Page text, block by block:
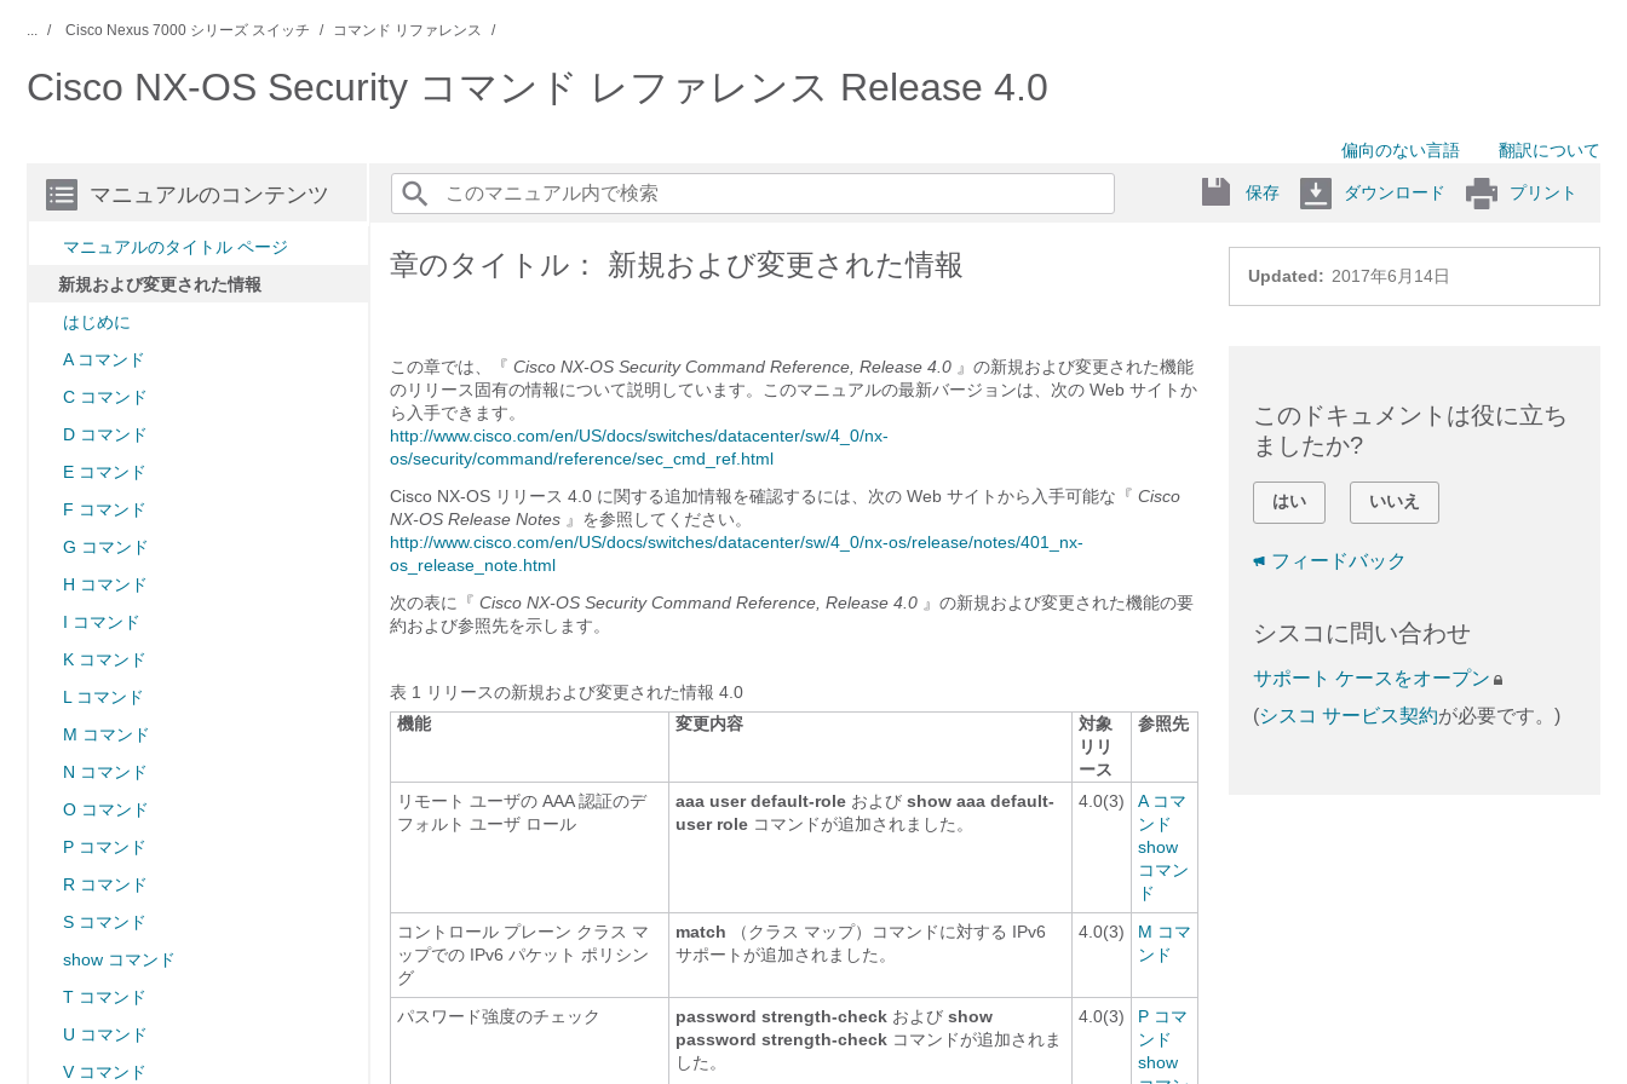
... Cisco Nexus 7000 シリーズ スイッチ コマンド リファレンス
Cisco NX-OS Security コマンド レファレンス Release 4.0
偏向のない言語 翻訳について
マニュアルのコンテンツ
マニュアルのタイトル ページ
新規および変更された情報
はじめに
A コマンド
C コマンド
D コマンド
E コマンド
F コマンド
G コマンド
H コマンド
I コマンド
K コマンド
L コマンド
M コマンド
N コマンド
O コマンド
P コマンド
R コマンド
S コマンド
show コマンド
T コマンド
U コマンド
V コマンド
保存 ダウンロード プリント
Updated: 2017年6月14日
章のタイトル： 新規および変更された情報
この章では、『 Cisco NX-OS Security Command Reference, Release 4.0 』の新規および変更された機能
のリリース固有の情報について説明しています。このマニュアルの最新バージョンは、次の Web サイトか
ら入手できます。
http://www.cisco.com/en/US/docs/switches/datacenter/sw/4_0/nx-
os/security/command/reference/sec_cmd_ref.html
Cisco NX-OS リリース 4.0 に関する追加情報を確認するには、次の Web サイトから入手可能な『 Cisco
NX-OS Release Notes 』を参照してください。
http://www.cisco.com/en/US/docs/switches/datacenter/sw/4_0/nx-os/release/notes/401_nx-
os_release_note.html
次の表に『 Cisco NX-OS Security Command Reference, Release 4.0 』の新規および変更された機能の要
約および参照先を示します。
表 1
リリースの新規および変更された情報 4.0
機能
変更内容
対象
リリ
ース
参照先
リモート ユーザの AAA 認証のデ
フォルト ユーザ ロール
aaa user default-role および show aaa default-
user role コマンドが追加されました。
4.0(3)
A コマ
ンド
show
コマン
ド
コントロール プレーン クラス マ
ップでの IPv6 パケット ポリシン
グ
match （クラス マップ）コマンドに対する IPv6
サポートが追加されました。
4.0(3)
M コマ
ンド
パスワード強度のチェック password strength-check および show
password strength-check コマンドが追加されま
した。
4.0(3)
P コマ
ンド
show
このドキュメントは役に立ち
ましたか?
はい いいえ
フィードバック
シスコに問い合わせ
サポート ケースをオープン
(シスコ サービス契約が必要です。)